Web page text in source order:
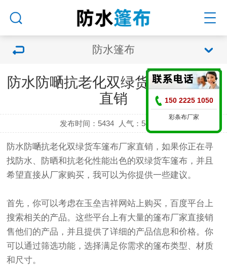
防水篷布
防水防嗮抗老化双绿货车篷布厂家
直销
发布时间：5434 人气： 5434 次
防水防嗮抗老化双绿货车篷布厂家直销，如果你正在寻
找防水、防晒和抗老化性能出色的双绿货车篷布 ，并且
希望直接从厂家购买，我可以为你提供一些建议。
首先，你可以考虑在玉垒吉祥网站上购买，百度平台上
搜索相关的产品。这些平台上有大量的篷布厂家直接销
售他们的产品，并且提供了详细的产品信息和价格。你
可以通过筛选功能，选择满足你需求的篷布类型、材质
和尺寸。
150 2225 1050
彩条布厂家